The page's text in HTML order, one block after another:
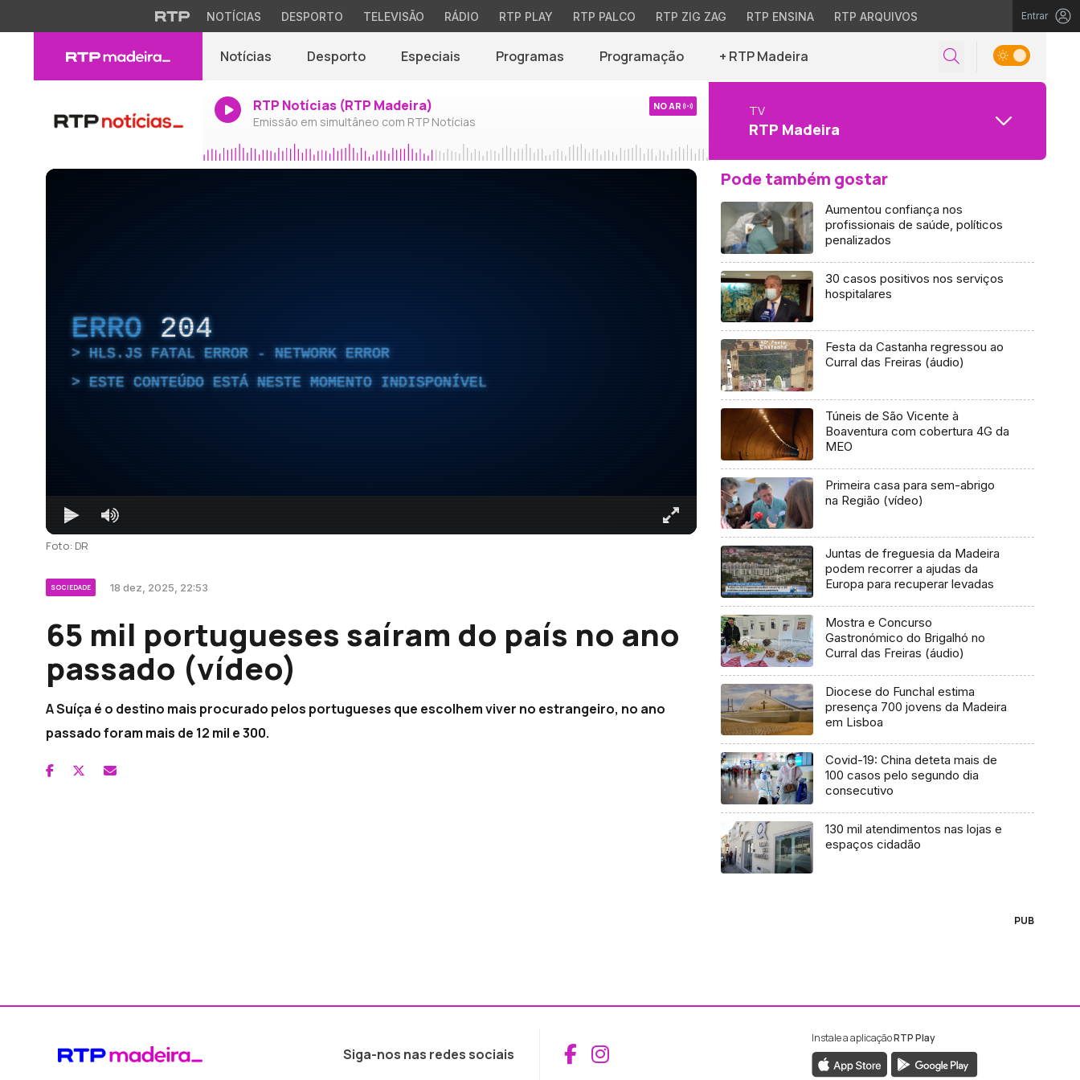
NOTÍCIAS DESPORTO TELEVISÃO RÁDIO RTP PLAY RTP PALCO RTP ZIG ZAG RTP ENSINA RTP ARQUIVOS Entrar
Notícias Desporto Especiais Programas Programação + RTP Madeira
RTP Notícias (RTP Madeira)
Emissão em simultâneo com RTP Notícias
NO AR TV
RTP Madeira
ERRO 204
HLS.JS FATAL ERROR - NETWORK ERROR
ESTE CONTEÚDO ESTÁ NESTE MOMENTO INDISPONÍVEL
Foto: DR
SOCIEDADE 18 dez, 2025, 22:53
65 mil portugueses saíram do país no ano
passado (vídeo)
A Suíça é o destino mais procurado pelos portugueses que escolhem viver no estrangeiro, no ano
passado foram mais de 12 mil e 300.
Pode também gostar
Aumentou confiança nos
profissionais de saúde, políticos
penalizados
30 casos positivos nos serviços
hospitalares
Festa da Castanha regressou ao
Curral das Freiras (áudio)
Túneis de São Vicente à
Boaventura com cobertura 4G da
MEO
Primeira casa para sem-abrigo
na Região (vídeo)
Juntas de freguesia da Madeira
podem recorrer a ajudas da
Europa para recuperar levadas
Mostra e Concurso
Gastronómico do Brigalhó no
Curral das Freiras (áudio)
Diocese do Funchal estima
presença 700 jovens da Madeira
em Lisboa
Covid-19: China deteta mais de
100 casos pelo segundo dia
consecutivo
130 mil atendimentos nas lojas e
espaços cidadão
PUB
Siga-nos nas redes sociais Aceder ao Facebook da RTP Madeira
Aceder ao Instagram da RTP Madeira
Instale a aplicaçãoRTP Play